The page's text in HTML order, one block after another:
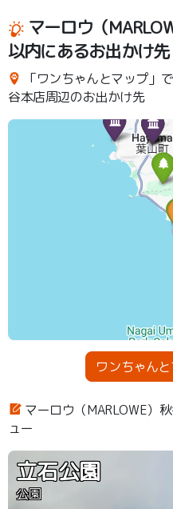
マーロウ（
以内にあるお出かけ先
「ワンちゃんとマップ」
谷本店周辺のお出かけ先
ワンちゃん
マーロウ（MARLOWE）
ュー
立石公園
公園